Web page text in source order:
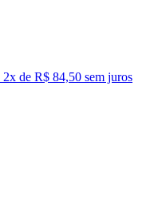
2x de R$ 84,50 sem juros